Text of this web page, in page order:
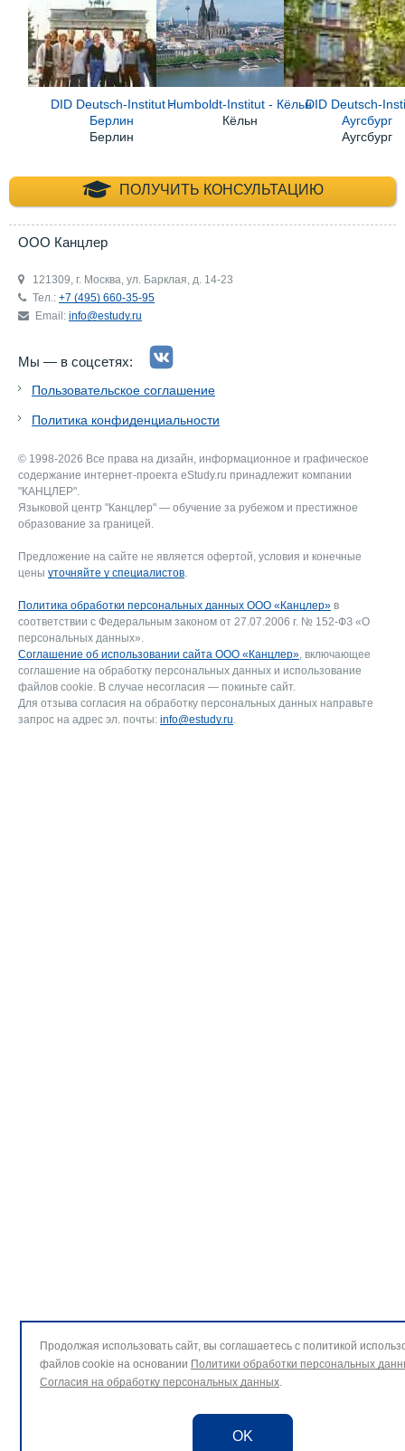
DID Deutsch-Institut -
Берлин
Берлин
Humboldt-Institut - Кёльн
Кёльн
DID Deutsch-
Аугсбург
Аугсбург
ПОЛУЧИТЬ КОНСУЛЬТАЦИЮ
+7 (495) 660-35-
ООО Канцлер
121309, г. Москва, ул. Барклая, д. 14-23
Тел.: +7 (495) 660-35-95
Email: info@estudy.ru
Мы — в соцсетях:
Пользовательское соглашение
Политика конфиденциальности
© 1998-2026 Все права на дизайн, информационное и графическое
содержание интернет-проекта eStudy.ru принадлежит компании
"КАНЦЛЕР".
Языковой центр "Канцлер" — обучение за рубежом и престижное
образование за границей.
Предложение на сайте не является офертой, условия и конечные
цены уточняйте у специалистов.
Политика обработки персональных данных ООО «Канцлер» в
соответствии с Федеральным законом от 27.07.2006 г. № 152-ФЗ «О
персональных данных».
Соглашение об использовании сайта ООО «Канцлер», включающее
соглашение на обработку персональных данных и использование
файлов cookie. В случае несогласия — покиньте сайт.
Для отзыва согласия на обработку персональных данных направьте
запрос на адрес эл. почты: info@estudy.ru.
Продолжая использовать сайт, вы соглашаетесь с политикой
файлов cookie на основании Политики обработки персональных
Согласия на обработку персональных данных.
OK